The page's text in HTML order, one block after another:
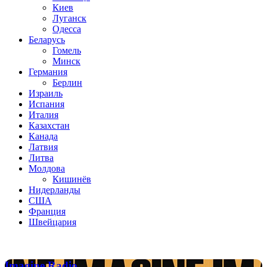
Киев
Луганск
Одесса
Беларусь
Гомель
Минск
Германия
Берлин
Израиль
Испания
Италия
Казахстан
Канада
Латвия
Литва
Молдова
Кишинёв
Нидерланды
США
Франция
Швейцария
Imagine